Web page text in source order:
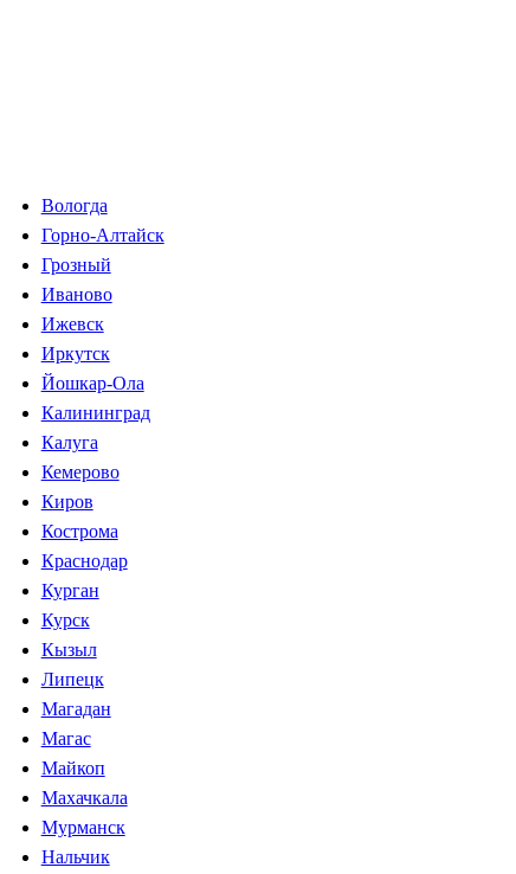
Вологда
Горно-Алтайск
Грозный
Иваново
Ижевск
Иркутск
Йошкар-Ола
Калининград
Калуга
Кемерово
Киров
Кострома
Краснодар
Курган
Курск
Кызыл
Липецк
Магадан
Магас
Майкоп
Махачкала
Мурманск
Нальчик